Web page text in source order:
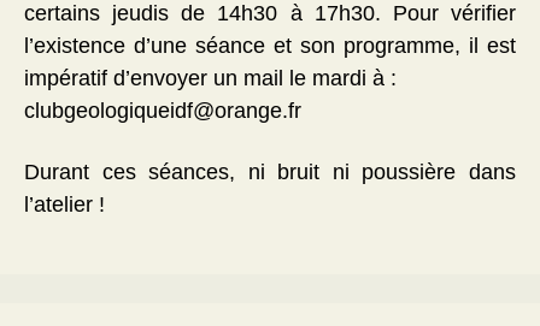
certains jeudis de 14h30 à 17h30. Pour vérifier
l’existence d’une séance et son programme, il est
impératif d’envoyer un mail le mardi à :
clubgeologiqueidf@orange.fr
Durant ces séances, ni bruit ni poussière dans
l’atelier !